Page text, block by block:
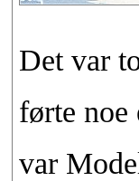
Det var
førte noe
var